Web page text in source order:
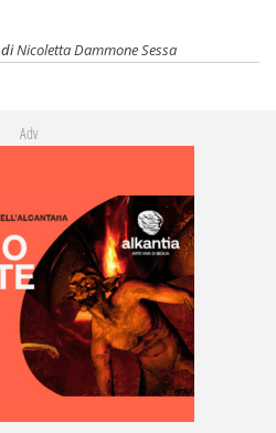
diNicoletta Dammone Sessa
Adv